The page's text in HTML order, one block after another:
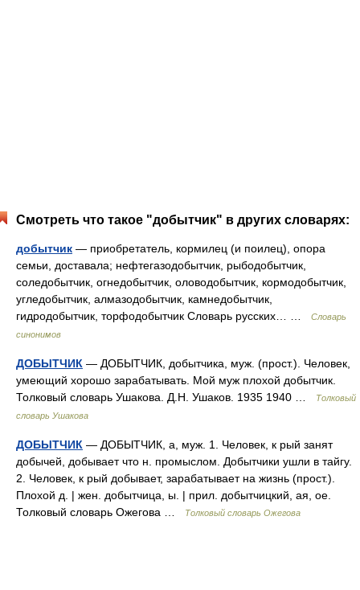
Смотреть что такое "добытчик" в других словарях:
добытчик — приобретатель, кормилец (и поилец), опора
семьи, доставала; нефтегазодобытчик, рыбодобытчик,
соледобытчик, огнедобытчик, оловодобытчик, кормодобытчик,
угледобытчик, алмазодобытчик, камнедобытчик,
гидродобытчик, торфодобытчик Словарь русских… …
Словарь
синонимов
ДОБЫТЧИК — ДОБЫТЧИК, добытчика, муж. (прост.). Человек,
умеющий хорошо зарабатывать. Мой муж плохой добытчик.
Толковый словарь Ушакова. Д.Н. Ушаков. 1935 1940 …
Толковый
словарь Ушакова
ДОБЫТЧИК — ДОБЫТЧИК, а, муж. 1. Человек, к рый занят
добычей, добывает что н. промыслом. Добытчики ушли в тайгу.
2. Человек, к рый добывает, зарабатывает на жизнь (прост.).
Плохой д. | жен. добытчица, ы. | прил. добытчицкий, ая, ое.
Толковый словарь Ожегова …
Толковый словарь Ожегова